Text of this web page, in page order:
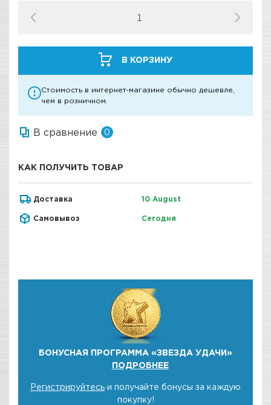
В КОРЗИНУ
Стоимость в интернет-магазине обычно дешевле,
чем в розничном.
В сравнение 0
КАК ПОЛУЧИТЬ ТОВАР
Доставка 10 August
Самовывоз Сегодня
БОНУСНАЯ ПРОГРАММА «ЗВЕЗДА УДАЧИ»
ПОДРОБНЕЕ
Регистрируйтесь и получайте бонусы за каждую
покупку!